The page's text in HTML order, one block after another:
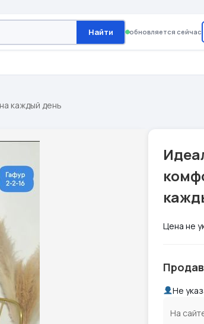
Найти обновляется сейчас
каждый день
Цена не
Не
На